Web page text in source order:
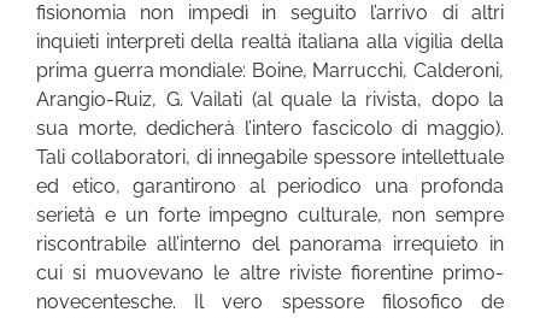
fisionomia non impedì in seguito l’arrivo di altri
inquieti interpreti della realtà italiana alla vigilia della
prima guerra mondiale: Boine, Marrucchi, Calderoni,
Arangio-Ruiz, G. Vailati (al quale la rivista, dopo la
sua morte, dedicherà l’intero fascicolo di maggio).
Tali collaboratori, di innegabile spessore intellettuale
ed etico, garantirono al periodico una profonda
serietà e un forte impegno culturale, non sempre
riscontrabile all’interno del panorama irrequieto in
cui si muovevano le altre riviste fiorentine primo-
novecentesche. Il vero spessore filosofico de